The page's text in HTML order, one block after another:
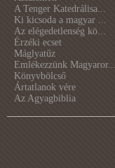
A Tenger Katedrálisa...
Ki kicsoda a magyar ...
Az elégedetlenség kö...
Érzéki ecset
Máglyatűz
Emlékezzünk Magyaror...
Könyvbölcső
Ártatlanok vére
Az Agyagbiblia